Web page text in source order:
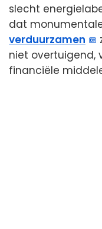
slecht
dat
verduurzamen
niet overtuigend,
financiële